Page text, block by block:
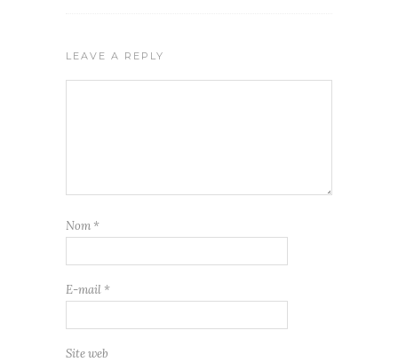
LEAVE A REPLY
Nom *
E-mail *
Site web